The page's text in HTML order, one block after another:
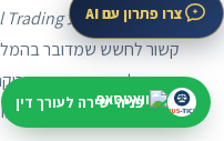
הישראליות להציעTrading
קשור לחשש שמדובר
וכן כדי למנוע מצב בו
סיכונים חריגים כדי למשוך
צרו פתרון עם AI
פניה ישירה לעורך דין